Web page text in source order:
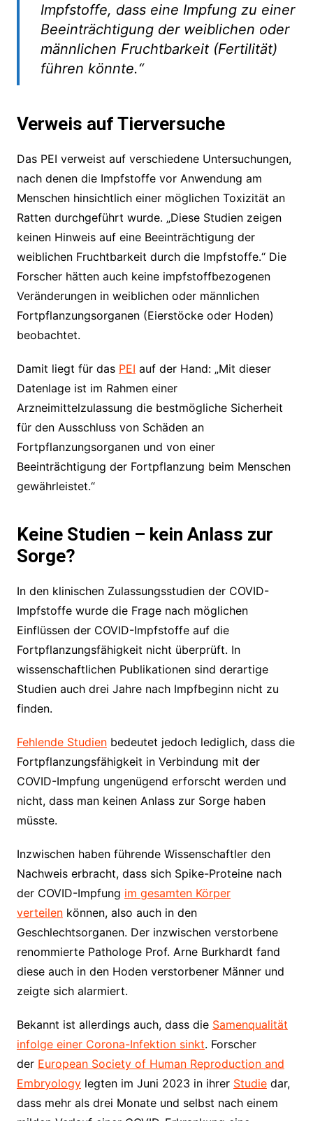
Impfstoffe, dass eine Impfung zu einer
Beeinträchtigung der weiblichen oder
männlichen Fruchtbarkeit (Fertilität)
führen könnte.“
Verweis auf Tierversuche
Das PEI verweist auf verschiedene Untersuchungen,
nach denen die Impfstoffe vor Anwendung am
Menschen hinsichtlich einer möglichen Toxizität an
Ratten durchgeführt wurde. „Diese Studien zeigen
keinen Hinweis auf eine Beeinträchtigung der
weiblichen Fruchtbarkeit durch die Impfstoffe.“ Die
Forscher hätten auch keine impfstoffbezogenen
Veränderungen in weiblichen oder männlichen
Fortpflanzungsorganen (Eierstöcke oder Hoden)
beobachtet.
Damit liegt für das PEI auf der Hand: „Mit dieser
Datenlage ist im Rahmen einer
Arzneimittelzulassung die bestmögliche Sicherheit
für den Ausschluss von Schäden an
Fortpflanzungsorganen und von einer
Beeinträchtigung der Fortpflanzung beim Menschen
gewährleistet.“
Keine Studien – kein Anlass zur
Sorge?
In den klinischen Zulassungsstudien der COVID-
Impfstoffe wurde die Frage nach möglichen
Einflüssen der COVID-Impfstoffe auf die
Fortpflanzungsfähigkeit nicht überprüft. In
wissenschaftlichen Publikationen sind derartige
Studien auch drei Jahre nach Impfbeginn nicht zu
finden.
Fehlende Studienbedeutet jedoch lediglich, dass die
Fortpflanzungsfähigkeit in Verbindung mit der
COVID-Impfung ungenügend erforscht werden und
nicht, dass man keinen Anlass zur Sorge haben
müsste.
Inzwischen haben führende Wissenschaftler den
Nachweis erbracht, dass sich Spike-Proteine nach
der COVID-Impfung im gesamten Körper
verteilenkönnen, also auch in den
Geschlechtsorganen. Der inzwischen verstorbene
renommierte Pathologe Prof. Arne Burkhardt fand
diese auch in den Hoden verstorbener Männer und
zeigte sich alarmiert.
Bekannt ist allerdings auch, dass die Samenqualität
infolge einer Corona-Infektion sinkt. Forscher
der European Society of Human Reproduction and
Embryologylegten im Juni 2023 in ihrer Studiedar,
dass mehr als drei Monate und selbst nach einem